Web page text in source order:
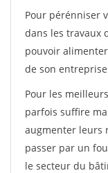
Pour pérénniser
dans les travaux
pouvoir
de son
Pour les
parfois suffire
augmenter leurs
passer par un
le secteur du